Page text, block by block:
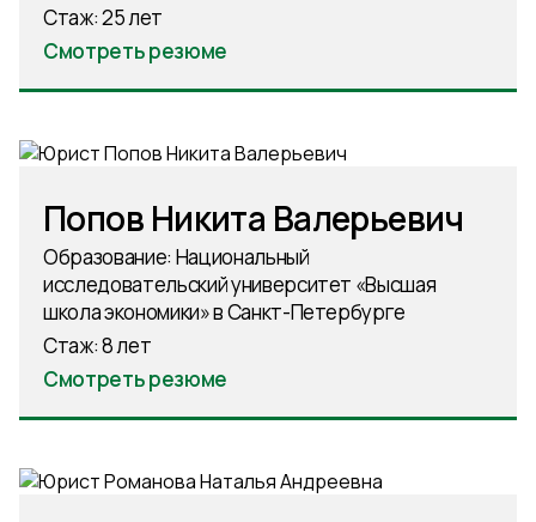
Стаж: 25 лет
Смотреть резюме
Попов Никита Валерьевич
Образование: Национальный
исследовательский университет «Высшая
школа экономики» в Санкт-Петербурге
Стаж: 8 лет
Смотреть резюме